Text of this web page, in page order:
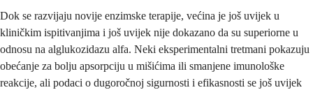
Dok se razvijaju novije enzimske terapije, većina je još uvijek u
kliničkim ispitivanjima i još uvijek nije dokazano da su superiorne u
odnosu na alglukozidazu alfa. Neki eksperimentalni tretmani pokazuju
obećanje za bolju apsorpciju u mišićima ili smanjene imunološke
reakcije, ali podaci o dugoročnoj sigurnosti i efikasnosti se još uvijek